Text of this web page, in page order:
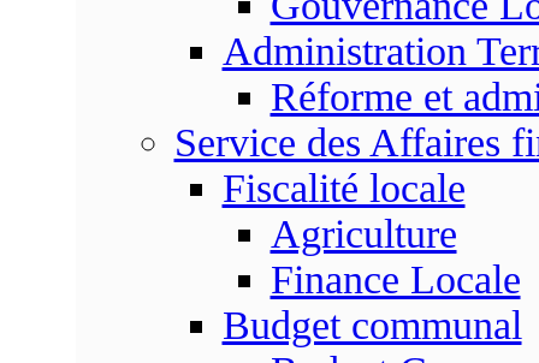
Administration
Réforme et
Service des Affaires
Fiscalité locale
Agriculture
Finance Locale
Budget communal